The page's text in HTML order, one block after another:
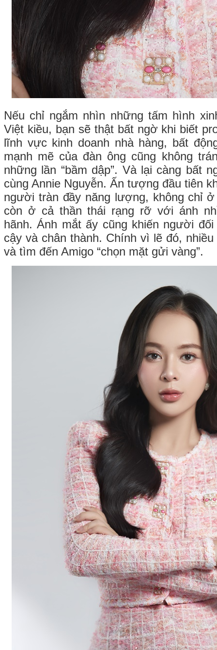
Nếu chỉ ngắm nhìn những tấm hình
Việt kiều, bạn sẽ thật bất ngờ khi biết
lĩnh vực kinh doanh nhà hàng, bất
mạnh mẽ của đàn ông cũng không
những lần “bầm dập”. Và lại càng bất
cùng Annie Nguyễn. Ấn tượng đầu tiên
người tràn đầy năng lượng, không chỉ
còn ở cả thần thái rạng rỡ với ánh
hãnh. Ánh mắt ấy cũng khiến người
cậy và chân thành. Chính vì lẽ đó,
và tìm đến Amigo “chọn mặt gửi vàng”.